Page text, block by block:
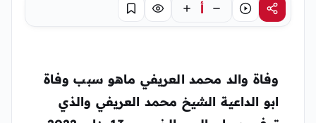
مشاركةاستماع أ تركيز حفظ
وفاة والد محمد العريفي ماهو سبب وفاة
ابو الداعية الشيخ محمد العريفي والذي